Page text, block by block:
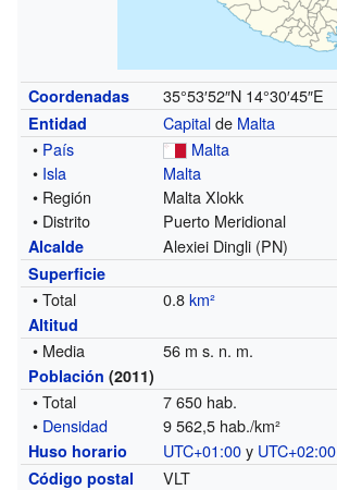
Coordenadas 35°53′52″N 14°30′45″E
Entidad Capitalde Malta
• País
Malta
• Isla
Malta
• Región
Malta Xlokk
• Distrito
Puerto Meridional
Alcalde Alexiei Dingli (PN)
Superficie
• Total 0.8km²
Altitud
• Media 56 m s. n. m.
Población (2011)
• Total
7 650 hab.
• Densidad 9 562,5 hab./km²
Huso horario UTC+01:00y UTC+02:00
Código postal VLT